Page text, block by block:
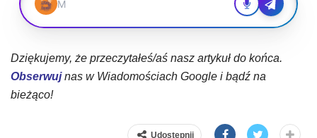
Dziękujemy, że przeczytałeś/aś nasz artykuł do końca.
Obserwujnas w Wiadomościach Google i bądź na
bieżąco!
Udostępnij